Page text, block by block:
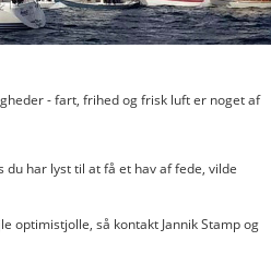
- fart, frihed og frisk luft er noget af
har lyst til at få et hav af fede, vilde
optimistjolle, så kontakt Jannik Stamp og